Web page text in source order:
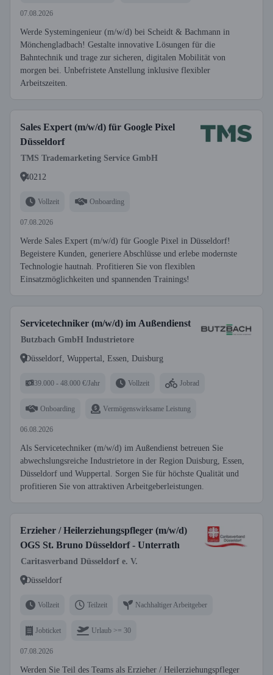
07.08.2026
Werde Systemingenieur (m/w/d) bei Scheidt & Bachmann in
Mönchengladbach! Gestalte innovative Lösungen für die
Bahntechnik und trage zur sicheren, digitalen Mobilität von
morgen bei. Unbefristete Anstellung inklusive flexibler
Arbeitszeiten.
Sales Expert (m/w/d) für Google Pixel
Düsseldorf
TMS Trademarketing Service GmbH
40212
Vollzeit Onboarding
07.08.2026
Werde Sales Expert (m/w/d) für Google Pixel in Düsseldorf!
Begeistere Kunden, generiere Abschlüsse und erlebe modernste
Technologie hautnah. Profitieren Sie von flexiblen
Einsatzmöglichkeiten und spannenden Trainings!
Servicetechniker (m/w/d) im Außendienst
Butzbach GmbH Industrietore
Düsseldorf, Wuppertal, Essen, Duisburg
39.000 - 48.000 €/Jahr Vollzeit Jobrad
Onboarding Vermögenswirksame Leistung
06.08.2026
Als Servicetechniker (m/w/d) im Außendienst betreuen Sie
abwechslungsreiche Industrietore in der Region Duisburg, Essen,
Düsseldorf und Wuppertal. Sorgen Sie für höchste Qualität und
profitieren Sie von attraktiven Arbeitgeberleistungen.
Erzieher / Heilerziehungspfleger (m/w/d)
OGS St. Bruno Düsseldorf - Unterrath
Caritasverband Düsseldorf e. V.
Düsseldorf
Vollzeit Teilzeit Nachhaltiger Arbeitgeber
Jobticket Urlaub >= 30
07.08.2026
Werden Sie Teil des Teams als Erzieher / Heilerziehungspfleger